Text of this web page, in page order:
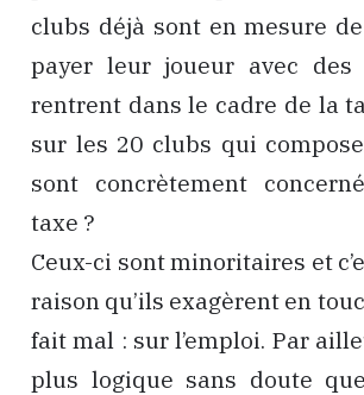
clubs déjà sont en mesure
payer leur joueur avec des
rentrent dans le cadre de la
sur les 20 clubs qui
sont concrètement
taxe ?
Ceux-ci sont minoritaires et
raison qu’ils exagèrent en
fait mal : sur l’emploi. Par
plus logique sans doute